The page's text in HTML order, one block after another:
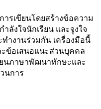
รเขียนโดยสร้างข้อความ
ลังใจนักเรียน และจูงใจ
างานร่วมกัน เครื่องมือนี้
ข้อเสนอแนะส่วนบุคคล
ยนภาษาพัฒนาทักษะและ
นการ